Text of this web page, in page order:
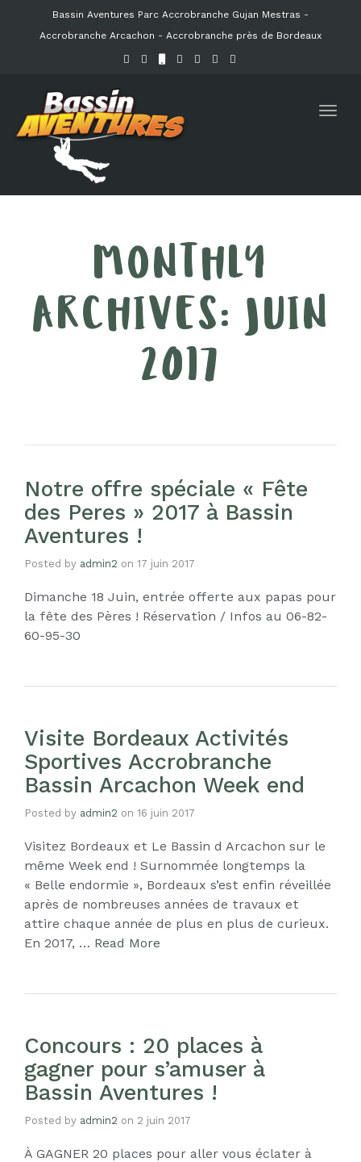
Bassin Aventures Parc Accrobranche Gujan Mestras -
Accrobranche Arcachon - Accrobranche près de Bordeaux
MONTHLY
ARCHIVES: JUIN
2017
Notre offre spéciale « Fête
des Peres » 2017 à Bassin
Aventures !
Posted by admin2 on 17 juin 2017
Dimanche 18 Juin, entrée offerte aux papas pour
la fête des Pères ! Réservation / Infos au 06-82-
60-95-30
Visite Bordeaux Activités
Sportives Accrobranche
Bassin Arcachon Week end
Posted by admin2 on 16 juin 2017
Visitez Bordeaux et Le Bassin d Arcachon sur le
même Week end ! Surnommée longtemps la
« Belle endormie », Bordeaux s’est enfin réveillée
après de nombreuses années de travaux et
attire chaque année de plus en plus de curieux.
En 2017, … Read More
Concours : 20 places à
gagner pour s’amuser à
Bassin Aventures !
Posted by admin2 on 2 juin 2017
À GAGNER 20 places pour aller vous éclater à